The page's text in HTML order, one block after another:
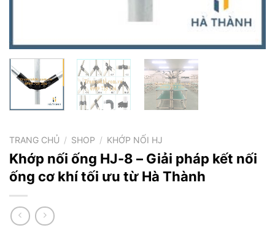
TRANG CHỦ / SHOP / KHỚP NỐI HJ
Khớp nối ống HJ-8 – Giải pháp kết nối
ống cơ khí tối ưu từ Hà Thành